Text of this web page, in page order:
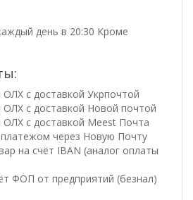
день в 20:30 Кроме
ОЛХ с доставкой Укрпочтой
ОЛХ с доставкой Новой почтой
ОЛХ с доставкой Meest Почта
через Новую Почту
на счёт IBAN (аналог оплаты
ФОП от предприятий (безнал)